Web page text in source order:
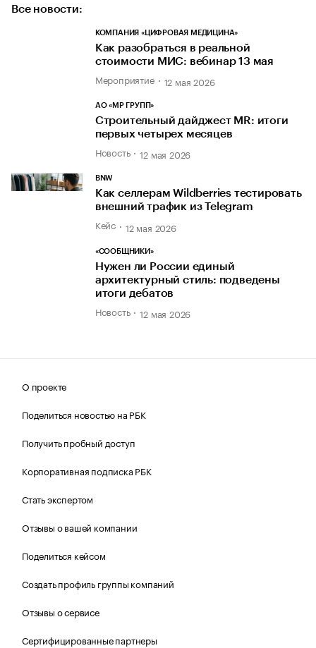
Все новости:
КОМПАНИЯ «ЦИФРОВАЯ МЕДИЦИНА»
Как разобраться в реальной
стоимости МИС: вебинар 13 мая
Мероприятие 12 мая 2026
АО «МР ГРУПП»
Строительный дайджест MR: итоги
первых четырех месяцев
Новость 12 мая 2026
BNW
Как селлерам Wildberries тестировать
внешний трафик из Telegram
Кейс 12 мая 2026
«СООБЩНИКИ»
Нужен ли России единый
архитектурный стиль: подведены
итоги дебатов
Новость 12 мая 2026
О проекте
Поделиться новостью на РБК
Получить пробный доступ
Корпоративная подписка РБК
Стать экспертом
Отзывы о вашей компании
Поделиться кейсом
Создать профиль группы компаний
Отзывы о сервисе
Сертифицированные партнеры